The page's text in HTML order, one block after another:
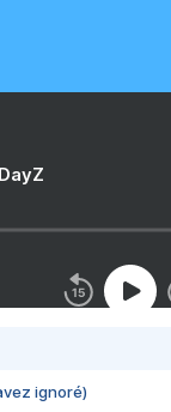
ignoré)